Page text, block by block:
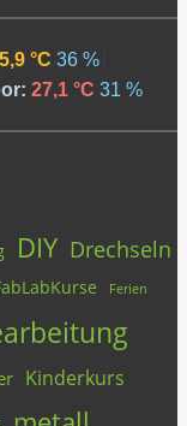
°C 36 %
27,1 °C 31 %
DIY Drechseln
Ferien
Kinderkurs